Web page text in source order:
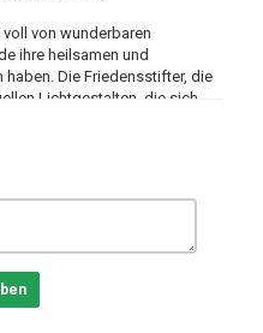
von wunderbaren
ihre heilsamen und
Die Friedensstifter, die
Lichtgestalten, die sich
Sache gestellt haben, gibt
haben ihre guten Werke im
vollbracht. Jeder
seiner Mission erklärt. Doch
und müssen diesem Stern
Wir möchten dir hier daher 9
du zu diesen geborenen